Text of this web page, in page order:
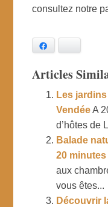
consultez notre
Articles
Les
Vendée A
d’hôtes de
Balade
20
aux
vous êtes...
Découvrir